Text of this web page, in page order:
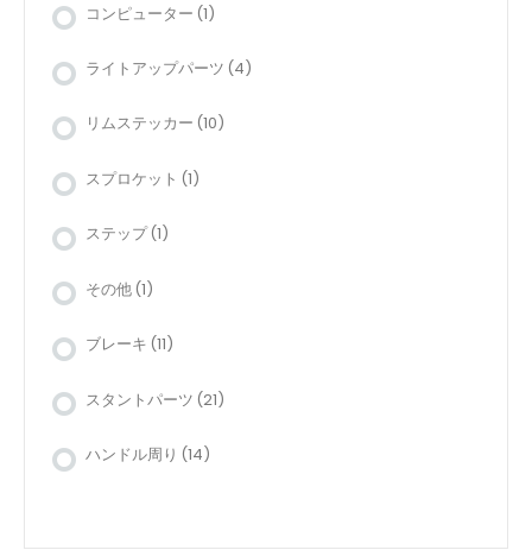
コンピューター (1)
ライトアップパーツ (4)
リムステッカー (10)
スプロケット (1)
ステップ (1)
その他 (1)
ブレーキ (11)
スタントパーツ (21)
ハンドル周り (14)